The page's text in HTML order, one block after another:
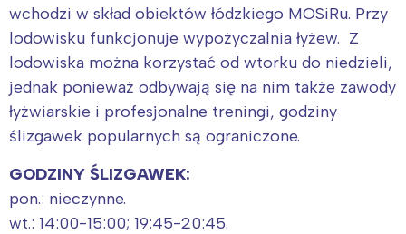
wchodzi w skład obiektów łódzkiego MOSiRu. Przy
lodowisku funkcjonuje wypożyczalnia łyżew. Z
lodowiska można korzystać od wtorku do niedzieli,
jednak ponieważ odbywają się na nim także zawody
łyżwiarskie i profesjonalne treningi, godziny
ślizgawek popularnych są ograniczone.
GODZINY ŚLIZGAWEK:
pon.: nieczynne.
wt.: 14:00-15:00; 19:45-20:45.